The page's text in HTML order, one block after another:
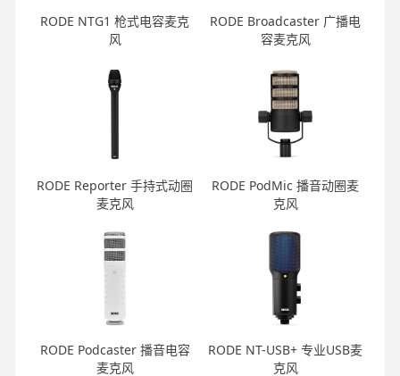
RODE NTG1 枪式电容麦克
风
RODE Broadcaster 广播电
容麦克风
RODE Reporter 手持式动圈
麦克风
RODE PodMic 播音动圈麦
克风
RODE Podcaster 播音电容
麦克风
RODE NT-USB+ 专业USB麦
克风